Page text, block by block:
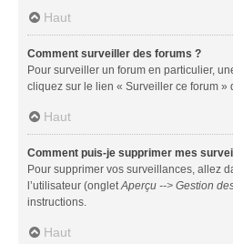
Haut
Comment surveiller des forums ?
Pour surveiller un forum en particulier,
cliquez sur le lien « Surveiller ce forum »
Haut
Comment puis-je supprimer mes
Pour supprimer vos surveillances, allez
l’utilisateur (ongletAperçu --> Gestion
instructions.
Haut